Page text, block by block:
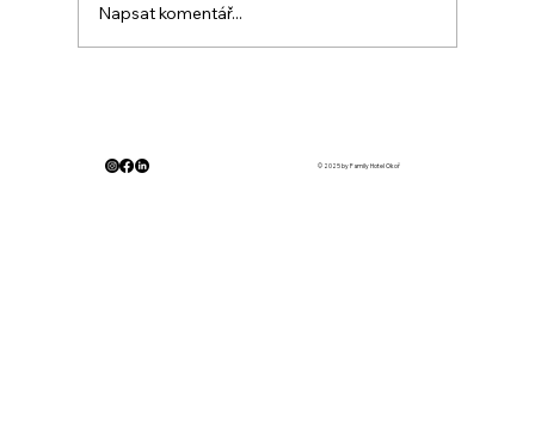
Napsat komentář...
© 2025 by Family Hotel Okoř